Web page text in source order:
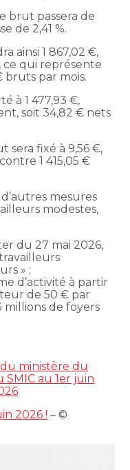
brut passera de
de 2,41 %.
ainsi 1 867,02 €,
ce qui représente
par mois.
à 1 477,93 €,
soit 34,82 € nets
sera fixé à 9,56 €,
1 415,05 €
mesures
modestes,
du 27 mai 2026,
» ;
d’activité à partir
de 50 € par
millions de foyers
ministère du
SMIC au 1er juin
2026 ! – ©